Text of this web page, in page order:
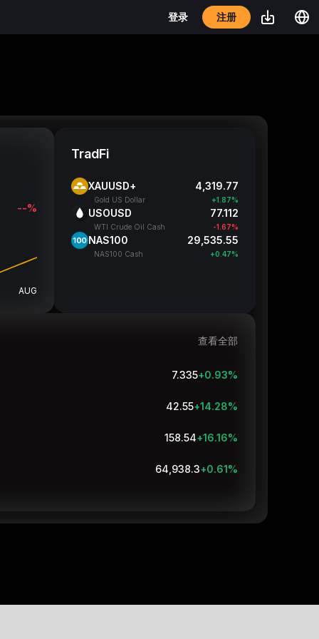
登录 注册
--%
AUG
TradFi
XAUUSD+ 4,319.68
Gold US Dollar +1.87%
USOUSD 77.112
WTI Crude Oil Cash -1.67%
NAS100 29,535.55
NAS100 Cash +0.47%
查看全部
7.335+0.93%
42.55+14.28%
158.54+16.16%
64,938.3+0.61%